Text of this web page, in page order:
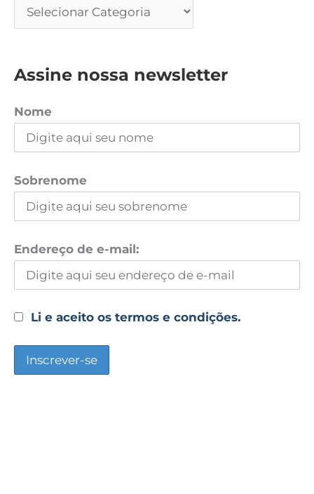
Assine nossa newsletter
Nome
Sobrenome
Endereço de e-mail:
Li e aceito os termos e condições.